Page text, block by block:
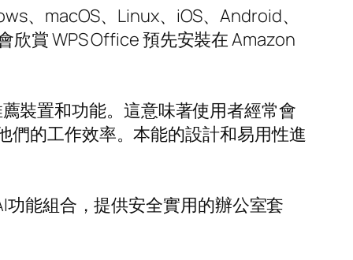
、macOS、Linux、iOS、Android、
欣賞 WPS Office 預先安裝在 Amazon
裝置和功能。這意味著使用者經常會
們的工作效率。本能的設計和易用性進
能組合，提供安全實用的辦公室套